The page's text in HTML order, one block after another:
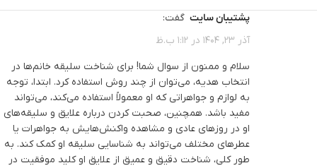
پشتیبان سایت گفت:
آذر 23, 1404 در 1:12 ب.ظ
سلام و ممنون از سوال شما! برای شناخت سلیقه خانم‌ها در
انتخاب هدیه، می‌توان از چند روش استفاده کرد. ابتدا، توجه
به لوازم و جواهراتی که او معمولاً استفاده می‌کند، می‌تواند
مفید باشد. همچنین، صحبت کردن درباره علایق و سلیقه‌های
او در روزهای عادی و مشاهده واکنش‌هایش به جواهرات یا
عطرهای مختلف می‌تواند به شناسایی سلیقه او کمک کند. به
طور کلی، شناخت دقیق و عمیق از علایق او کلید موفقیت در